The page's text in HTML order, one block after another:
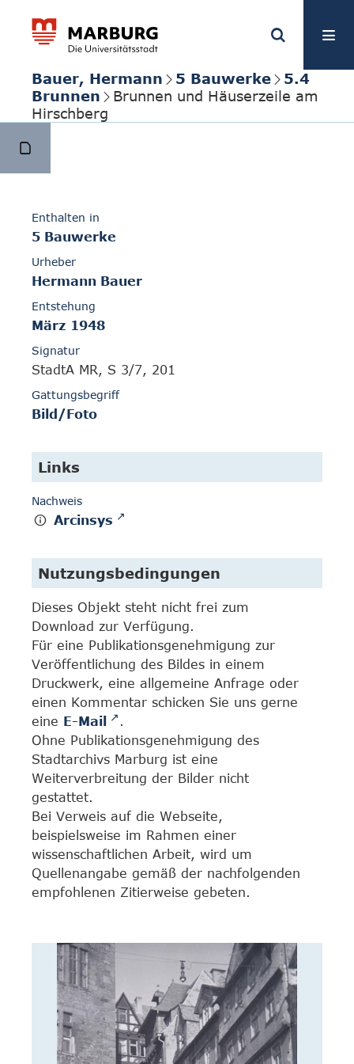
Bauer, Hermann 5 Bauwerke
5.4
Brunnen
Brunnen und Häuserzeile am
Hirschberg
Enthalten in
5 Bauwerke
Urheber
Hermann Bauer
Entstehung
März 1948
Signatur
StadtA MR, S 3/7, 201
Gattungsbegriff
Bild/Foto
Links
Nachweis
Arcinsys
Nutzungsbedingungen
Dieses Objekt steht nicht frei zum
Download zur Verfügung.
Für eine Publikationsgenehmigung zur
Veröffentlichung des Bildes in einem
Druckwerk, eine allgemeine Anfrage oder
einen Kommentar schicken Sie uns gerne
eine E-Mail
.
Ohne Publikationsgenehmigung des
Stadtarchivs Marburg ist eine
Weiterverbreitung der Bilder nicht
gestattet.
Bei Verweis auf die Webseite,
beispielsweise im Rahmen einer
wissenschaftlichen Arbeit, wird um
Quellenangabe gemäß der nachfolgenden
empfohlenen Zitierweise gebeten.